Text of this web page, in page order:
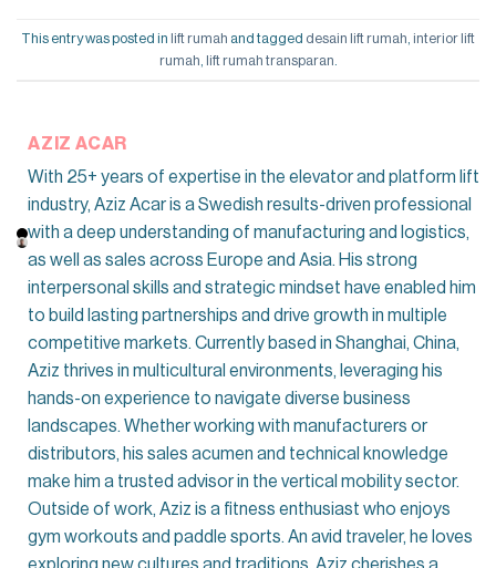
This entry was posted in lift rumah and tagged desain lift rumah interior lift
rumah
lift rumah transparan
AZIZ ACAR
With 25+ years of expertise in the elevator and platform lift
industry, Aziz Acar is a Swedish results-driven professional
with a deep understanding of manufacturing and logistics,
as well as sales across Europe and Asia. His strong
interpersonal skills and strategic mindset have enabled him
to build lasting partnerships and drive growth in multiple
competitive markets. Currently based in Shanghai, China,
Aziz thrives in multicultural environments, leveraging his
hands-on experience to navigate diverse business
landscapes. Whether working with manufacturers or
distributors, his sales acumen and technical knowledge
make him a trusted advisor in the vertical mobility sector.
Outside of work, Aziz is a fitness enthusiast who enjoys
gym workouts and paddle sports. An avid traveler, he loves